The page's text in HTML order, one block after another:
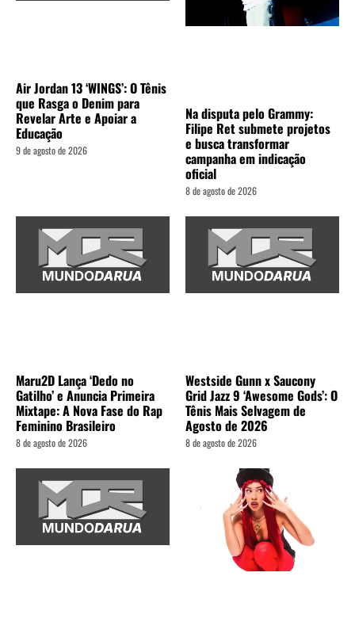
Air Jordan 13 ‘WINGS’: O Tênis
que Rasga o Denim para
Revelar Arte e Apoiar a
Educação
9 de agosto de 2026
Na disputa pelo Grammy:
Filipe Ret submete projetos
e busca transformar
campanha em indicação
oficial
8 de agosto de 2026
Maru2D Lança ‘Dedo no
Gatilho’ e Anuncia Primeira
Mixtape: A Nova Fase do Rap
Feminino Brasileiro
8 de agosto de 2026
Westside Gunn x Saucony
Grid Jazz 9 ‘Awesome Gods’: O
Tênis Mais Selvagem de
Agosto de 2026
8 de agosto de 2026